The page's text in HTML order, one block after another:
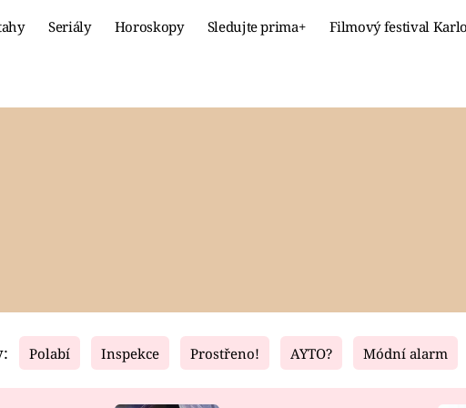
Seriály Horoskopy Sledujte prima+ Filmový festival
Fresh Living
Polabí Inspekce Prostřeno! AYTO? Módní alarm